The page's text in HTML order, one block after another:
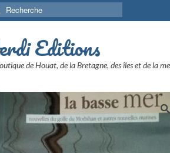
:
Editions
de Houat, de la Bretagne, des îles et de la